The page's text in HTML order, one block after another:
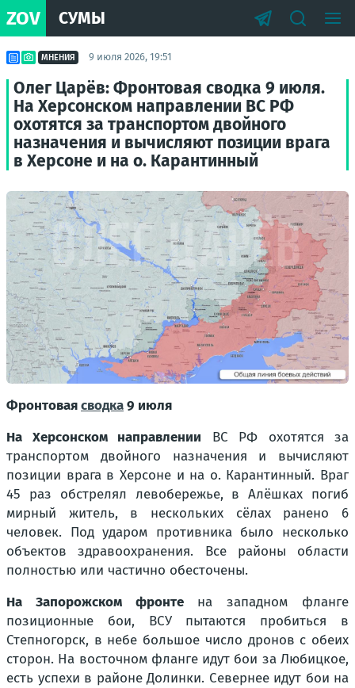
ZOV СУМЫ
МНЕНИЯ 9 июля 2026, 19:51
Олег Царёв: Фронтовая сводка 9 июля.
На Херсонском направлении ВС РФ
охотятся за транспортом двойного
назначения и вычисляют позиции врага
в Херсоне и на о. Карантинный
Фронтоваясводка9 июля
На Херсонском направлении ВС РФ охотятся за
транспортом двойного назначения и вычисляют
позиции врага в Херсоне и на о. Карантинный. Враг
45 раз обстрелял левобережье, в Алёшках погиб
мирный житель, в нескольких сёлах ранено 6
человек. Под ударом противника было несколько
объектов здравоохранения. Все районы области
полностью или частично обесточены.
На Запорожском фронте на западном фланге
позиционные бои, ВСУ пытаются пробиться в
Степногорск, в небе большое число дронов с обеих
сторон. На восточном фланге идут бои за Любицкое,
есть успехи в районе Долинки. Севернее идут бои на